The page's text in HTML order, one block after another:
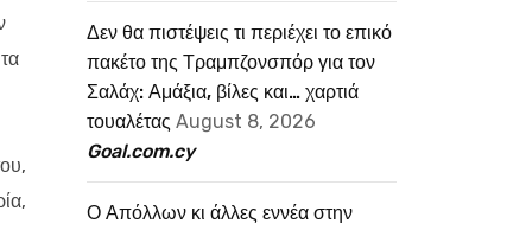
Δεν θα πιστέψεις τι περιέχει το επικό
πακέτο της Τραμπζονσπόρ για τον
Σαλάχ: Αμάξια, βίλες και… χαρτιά
τουαλέτας August 8, 2026
Goal.com.cy
Ο Απόλλων κι άλλες εννέα στην